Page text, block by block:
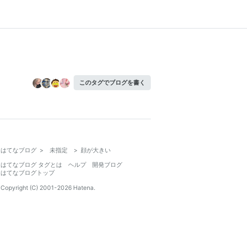
このタグでブログを書く
はてなブログ > 未指定 > 顔が大きい
はてなブログ タグとは
ヘルプ
開発ブログ
はてなブログトップ
Copyright (C) 2001-2026 Hatena.